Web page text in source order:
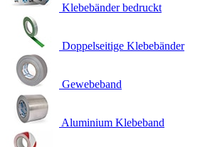
Klebebänder bedruckt
Doppelseitige Klebebänder
Gewebeband
Aluminium Klebeband